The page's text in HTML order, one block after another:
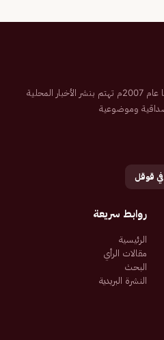
صحيفة إلكترونية سعودية تم تأسيسها عام 2007م تهتم بنشر الأخبار المحلية
وموضوعية
قوقل
روابط سريعة
الرئيسية
مقالات الرأي
البحث
النشرة البريدية